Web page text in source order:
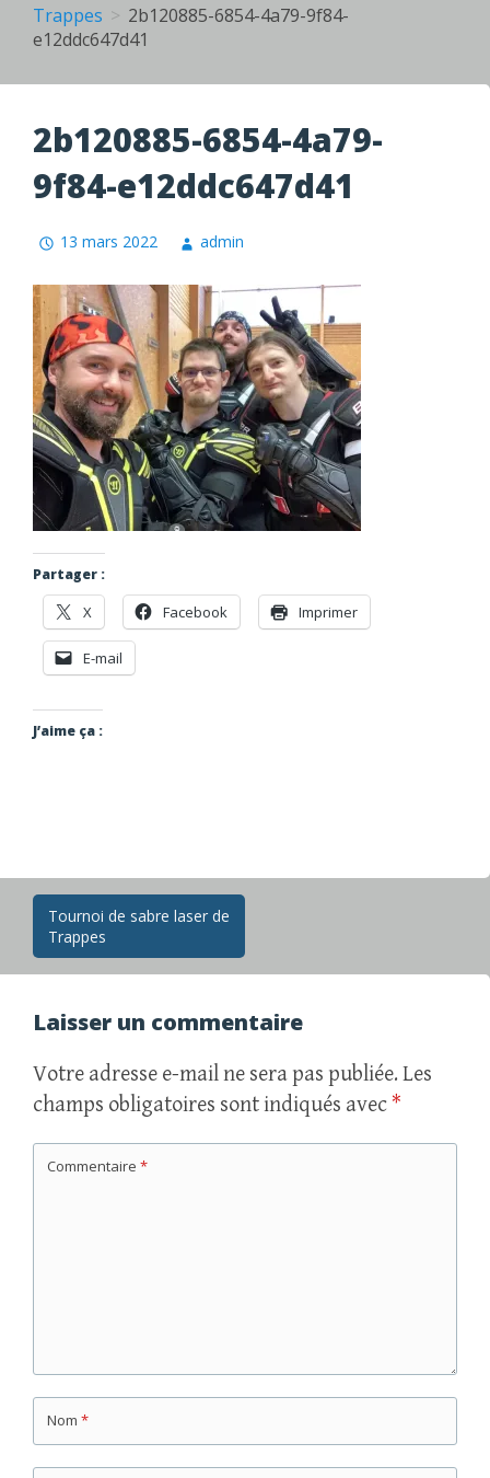
Trappes
2b120885-6854-4a79-9f84-
e12ddc647d41
2b120885-6854-4a79-
9f84-e12ddc647d41
13 mars 2022 admin
Partager :
X Facebook Imprimer
E-mail
J’aime ça :
Navigation
des
articles
Tournoi de sabre laser de
Trappes
Laisser un commentaire
Votre adresse e-mail ne sera pas publiée. Les
champs obligatoires sont indiqués avec *
Commentaire *
Nom *